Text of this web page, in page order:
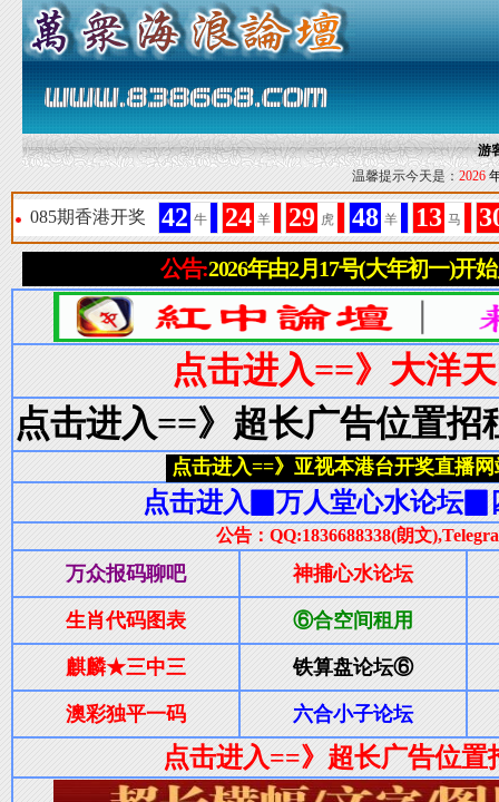
游
温馨提示今天是： 2026